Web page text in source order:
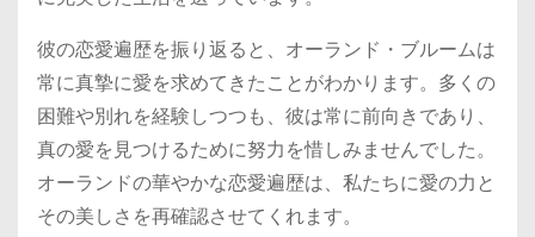
彼の恋愛遍歴を振り返ると、オーランド・ブルームは
常に真摯に愛を求めてきたことがわかります。多くの
困難や別れを経験しつつも、彼は常に前向きであり、
真の愛を見つけるために努力を惜しみませんでした。
オーランドの華やかな恋愛遍歴は、私たちに愛の力と
その美しさを再確認させてくれます。